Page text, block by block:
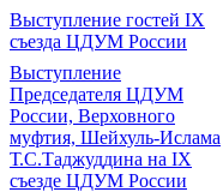
Выступление гостей IX
съезда ЦДУМ России
Выступление
Председателя ЦДУМ
России, Верховного
муфтия, Шейхуль-Ислама
Т.С.Таджуддина на IX
съезде ЦДУМ России